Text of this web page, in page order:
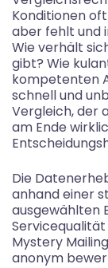
Konditionen
aber fehlt und
Wie verhält
gibt? Wie
kompetenten
schnell und
Vergleich, der
am Ende
Die
anhand einer
ausgewählten
Mystery
anonym